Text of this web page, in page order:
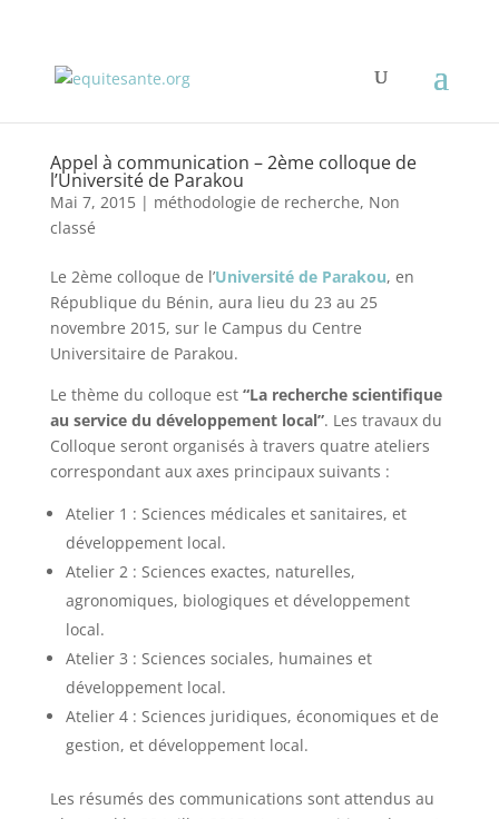
Appel à communication – 2ème colloque de
l’Université de Parakou
Mai 7, 2015| méthodologie de recherche, Non
classé
Le 2ème colloque de l’Université de Parakou, en
République du Bénin, aura lieu du 23 au 25
novembre 2015, sur le Campus du Centre
Universitaire de Parakou.
Le thème du colloque est “La recherche scientifique
au service du développement local”. Les travaux du
Colloque seront organisés à travers quatre ateliers
correspondant aux axes principaux suivants :
Atelier 1 : Sciences médicales et sanitaires, et
développement local.
Atelier 2 : Sciences exactes, naturelles,
agronomiques, biologiques et développement
local.
Atelier 3 : Sciences sociales, humaines et
développement local.
Atelier 4 : Sciences juridiques, économiques et de
gestion, et développement local.
Les résumés des communications sont attendus au